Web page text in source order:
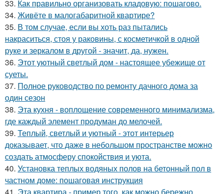
33. Как правильно организовать кладовую: пошагово.
34. Живёте в малогабаритной квартире?
35. В том случае, если вы хоть раз пытались
накраситься, стоя у раковины, с косметичкой в одной
руке и зеркалом в другой - значит, да, нужен.
36. Этот уютный светлый дом - настоящее убежище от
суеты.
37. Полное руководство по ремонту дачного дома за
один сезон
38. Эта кухня - воплощение современного минимализма,
где каждый элемент продуман до мелочей.
39. Теплый, светлый и уютный - этот интерьер
доказывает, что даже в небольшом пространстве можно
создать атмосферу спокойствия и уюта.
40. Установка теплых водяных полов на бетонный пол в
частном доме: пошаговая инструкция
41. Эта квартира - пример того, как можно бережно